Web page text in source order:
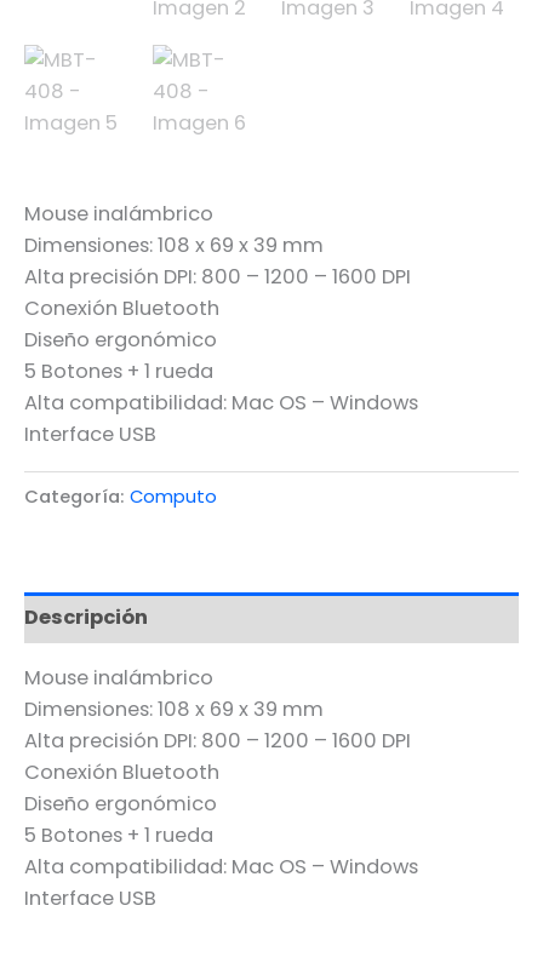
Mouse inalámbrico
Dimensiones: 108 x 69 x 39 mm
Alta precisión DPI: 800 – 1200 – 1600 DPI
Conexión Bluetooth
Diseño ergonómico
5 Botones + 1 rueda
Alta compatibilidad: Mac OS – Windows
Interface USB
Categoría: Computo
Descripción
Mouse inalámbrico
Dimensiones: 108 x 69 x 39 mm
Alta precisión DPI: 800 – 1200 – 1600 DPI
Conexión Bluetooth
Diseño ergonómico
5 Botones + 1 rueda
Alta compatibilidad: Mac OS – Windows
Interface USB